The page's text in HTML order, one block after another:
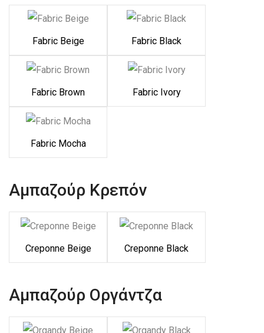
Fabric Beige Fabric Black
Fabric Brown Fabric Ivory
Fabric Mocha
Αμπαζούρ Κρεπόν
Creponne Beige Creponne Black
Αμπαζούρ Οργάντζα